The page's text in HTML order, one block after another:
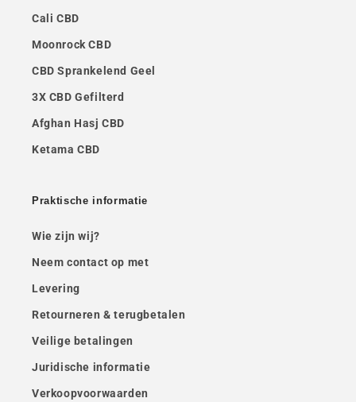
Cali CBD
Moonrock CBD
CBD Sprankelend Geel
3X CBD Gefilterd
Afghan Hasj CBD
Ketama CBD
Praktische informatie
Wie zijn wij?
Neem contact op met
Levering
Retourneren & terugbetalen
Veilige betalingen
Juridische informatie
Verkoopvoorwaarden